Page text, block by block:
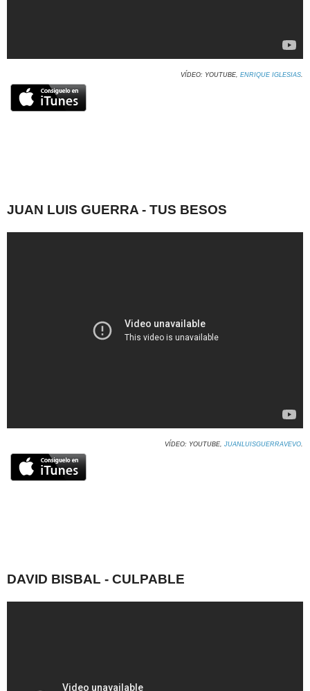
VÍDEO: YOUTUBE, ENRIQUE IGLESIAS
JUAN LUIS GUERRA - TUS BESOS
VÍDEO: YOUTUBE, JUANLUISGUERRAVEVO
DAVID BISBAL - CULPABLE